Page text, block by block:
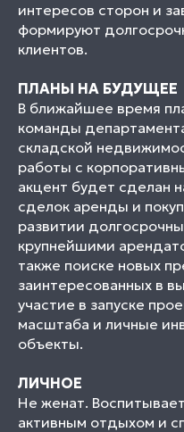
интересов сторон и
формируют
клиентов.
ПЛАНЫ НА БУДУЩЕЕ
В ближайшее время
команды
складской
работы с
акцент будет сделан
сделок аренды и
развитии
крупнейшими
также поиске новых
заинтересованных в
участие в запуске
масштаба и личные
объекты.
ЛИЧНОЕ
Не женат.
активным отдыхом и